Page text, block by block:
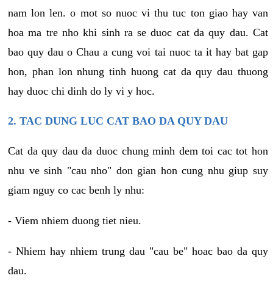
nam lon len. o mot so nuoc vi thu tuc ton giao hay van
hoa ma tre nho khi sinh ra se duoc cat da quy dau. Cat
bao quy dau o Chau a cung voi tai nuoc ta it hay bat gap
hon, phan lon nhung tinh huong cat da quy dau thuong
hay duoc chi dinh do ly vi y hoc.
2. TAC DUNG LUC CAT BAO DA QUY DAU
Cat da quy dau da duoc chung minh dem toi cac tot hon
nhu ve sinh "cau nho" don gian hon cung nhu giup suy
giam nguy co cac benh ly nhu:
- Viem nhiem duong tiet nieu.
- Nhiem hay nhiem trung dau "cau be" hoac bao da quy
dau.